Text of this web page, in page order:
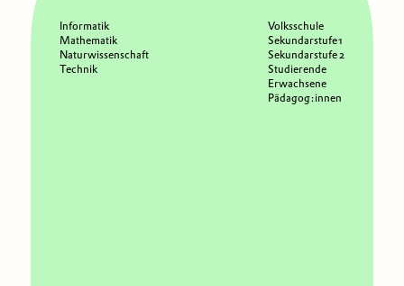
Informatik
Mathematik
Naturwissenschaft
Technik
Volksschule
Sekundarstufe 1
Sekundarstufe 2
Studierende
Erwachsene
Pädagog:innen